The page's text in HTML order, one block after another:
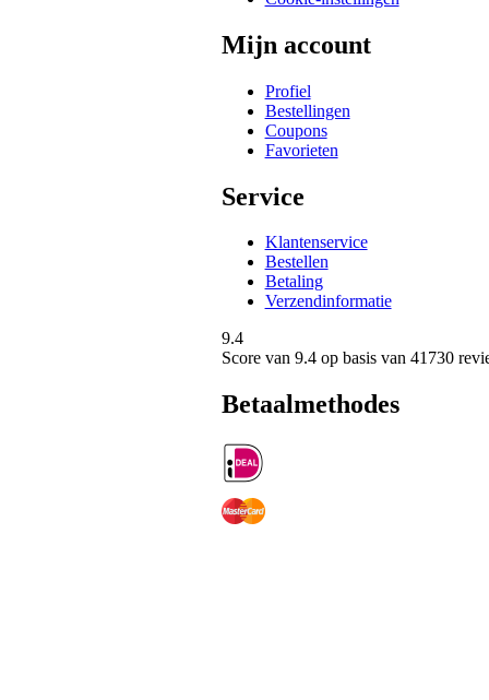
Mijn account
Profiel
Bestellingen
Coupons
Favorieten
Service
Klantenservice
Bestellen
Betaling
Verzendinformatie
9.4
Score van 9.4op basis van 41730
Betaalmethodes